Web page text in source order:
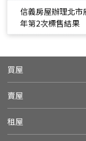
信義房屋辦理北
年第2次標售結果
買屋
賣屋
租屋